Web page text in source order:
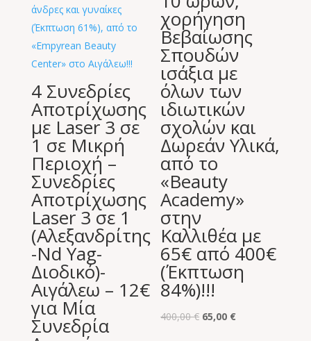
4 Συνεδρίες
Αποτρίχωσης
με Laser 3 σε
1 σε Μικρή
Περιοχή –
Συνεδρίες
Αποτρίχωσης
Laser 3 σε 1
(Αλεξανδρίτης
-Nd Yag-
Διοδικό)-
Αιγάλεω – 12€
για Μία
Συνεδρία
χορήγηση
Βεβαίωσης
Σπουδών
ισάξια με
όλων των
ιδιωτικών
σχολών και
Δωρεάν Υλικά,
από το
«Beauty
Academy»
στην
Καλλιθέα με
65€ από 400€
(Έκπτωση
84%)!!!
400,00€ Original
65,00 €